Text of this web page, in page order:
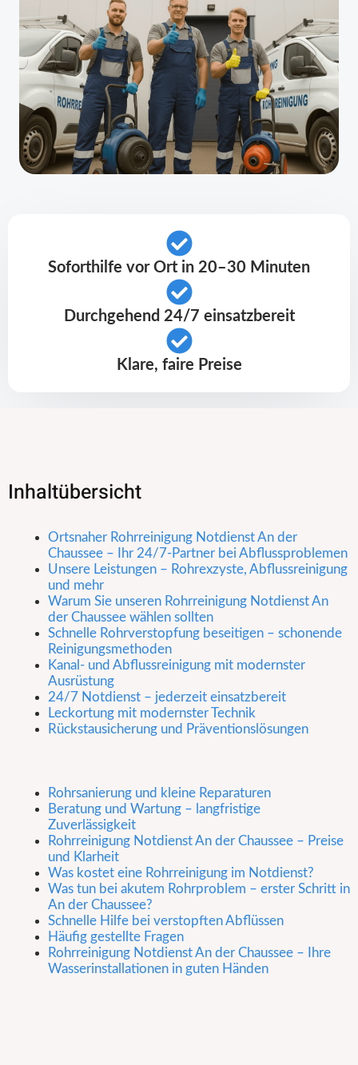
Soforthilfe vor Ort in 20–30 Minuten
Durchgehend 24/7 einsatzbereit
Klare, faire Preise
Inhaltübersicht
Ortsnaher Rohrreinigung Notdienst An der
Chaussee – Ihr 24/7-Partner bei Abflussproblemen
Unsere Leistungen – Rohrexzyste, Abflussreinigung
und mehr
Warum Sie unseren Rohrreinigung Notdienst An
der Chaussee wählen sollten
Schnelle Rohrverstopfung beseitigen – schonende
Reinigungsmethoden
Kanal- und Abflussreinigung mit modernster
Ausrüstung
24/7 Notdienst – jederzeit einsatzbereit
Leckortung mit modernster Technik
Rückstausicherung und Präventionslösungen
Rohrsanierung und kleine Reparaturen
Beratung und Wartung – langfristige
Zuverlässigkeit
Rohrreinigung Notdienst An der Chaussee – Preise
und Klarheit
Was kostet eine Rohrreinigung im Notdienst?
Was tun bei akutem Rohrproblem – erster Schritt in
An der Chaussee?
Schnelle Hilfe bei verstopften Abflüssen
Häufig gestellte Fragen
Rohrreinigung Notdienst An der Chaussee – Ihre
Wasserinstallationen in guten Händen